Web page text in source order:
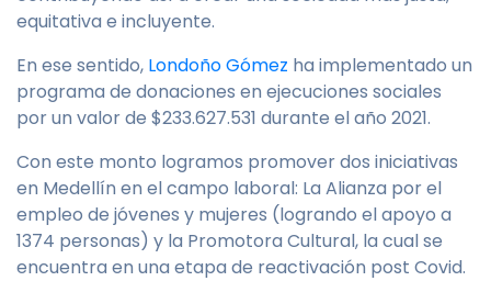
equitativa e incluyente.
En ese sentido, Londoño Gómez ha implementado un
programa de donaciones en ejecuciones sociales
por un valor de $233.627.531 durante el año 2021.
Con este monto logramos promover dos iniciativas
en Medellín en el campo laboral: La Alianza por el
empleo de jóvenes y mujeres (logrando el apoyo a
1374 personas) y la Promotora Cultural, la cual se
encuentra en una etapa de reactivación post Covid.